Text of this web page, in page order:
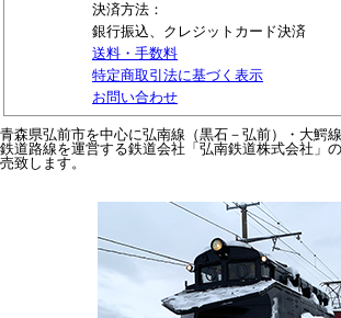
決済方法：
銀行振込、クレジットカード決済
送料・手数料
特定商取引法に基づく表示
お問い合わせ
青森県弘前市を中心に弘南線（黒石－弘前）・大鰐
鉄道路線を運営する鉄道会社「弘南鉄道株式会社」
売致します。